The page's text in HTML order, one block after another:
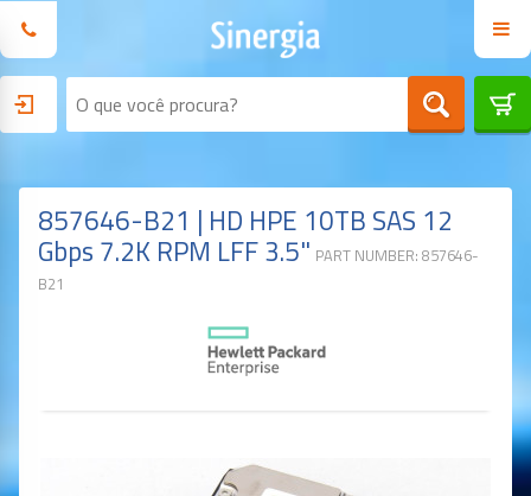
857646-B21 | HD HPE 10TB SAS 12
Gbps 7.2K RPM LFF 3.5" PART NUMBER: 857646-
B21